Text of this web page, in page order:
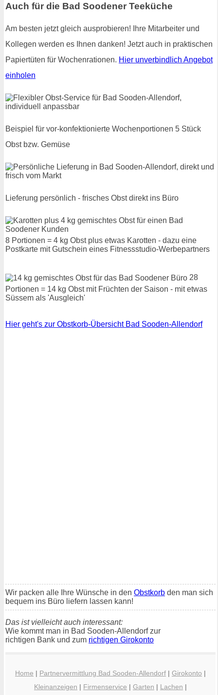
Auch für die Bad Soodener Teeküche
Am besten jetzt gleich ausprobieren! Ihre Mitarbeiter und
Kollegen werden es Ihnen danken! Jetzt auch in praktischen
Papiertüten für Wochenrationen. Hier unverbindlich Angebot
einholen
Beispiel für vor-konfektionierte Wochenportionen 5 Stück
Obst bzw. Gemüse
Lieferung persönlich - frisches Obst direkt ins Büro
8 Portionen = 4 kg Obst plus etwas Karotten - dazu eine
Postkarte mit Gutschein eines Fitnessstudio-Werbepartners
28
Portionen = 14 kg Obst mit Früchten der Saison - mit etwas
Süssem als 'Ausgleich'
Hier geht's zur Obstkorb-Übersicht Bad Sooden-Allendorf
Wir packen alle Ihre Wünsche in den Obstkorb den man sich
bequem ins Büro liefern lassen kann!
Das ist vielleicht auch interessant:
Wie kommt man in Bad Sooden-Allendorf zur
richtigen Bank und zum richtigen Girokonto
Home | Partnervermittlung Bad Sooden-Allendorf | Girokonto |
Kleinanzeigen | Firmenservice | Garten | Lachen |